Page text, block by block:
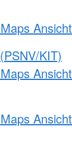
Ansicht
KIT)
Ansicht
Ansicht